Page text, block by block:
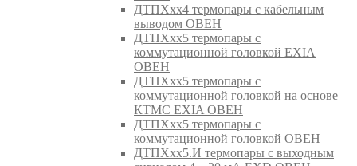
ДТПХхх4 термопары с кабельным
выводом ОВЕН
ДТПХхх5 термопары с
коммутационной головкой EXIA
ОВЕН
ДТПХхх5 термопары с
коммутационной головкой на основе
КТМС EXIA ОВЕН
ДТПХхх5 термопары с
коммутационной головкой ОВЕН
ДТПХхх5.И термопары с выходным